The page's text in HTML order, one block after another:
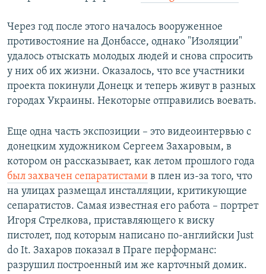
Через год после этого началось вооруженное
противостояние на Донбассе, однако "Изоляции"
удалось отыскать молодых людей и снова спросить
у них об их жизни. Оказалось, что все участники
проекта покинули Донецк и теперь живут в разных
городах Украины. Некоторые отправились воевать.
Еще одна часть экспозиции – это видеоинтервью с
донецким художником Сергеем Захаровым, в
котором он рассказывает, как летом прошлого года
был захвачен сепаратистами в плен из-за того, что
на улицах размещал инсталляции, критикующие
сепаратистов. Самая известная его работа – портрет
Игоря Стрелкова, приставляющего к виску
пистолет, под которым написано по-английски Just
do It. Захаров показал в Праге перформанс:
разрушил построенный им же карточный домик.